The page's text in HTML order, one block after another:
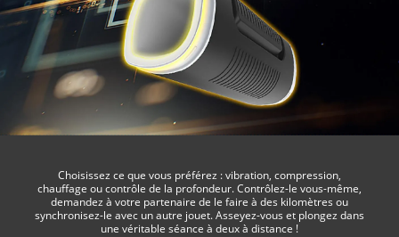
Choisissez ce que vous préférez : vibration, compression,
chauffage ou contrôle de la profondeur. Contrôlez-le vous-même,
demandez à votre partenaire de le faire à des kilomètres ou
synchronisez-le avec un autre jouet. Asseyez-vous et plongez dans
une véritable séance à deux à distance !